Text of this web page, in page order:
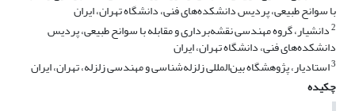
با سوانح طبیعی، پردیس دانشکده‌های فنی، دانشگاه تهران، ایران
2دانشیار، گروه مهندسی نقشه‌برداری و مقابله با سوانح طبیعی، پردیس
دانشکده‌های فنی، دانشگاه تهران، ایران
3استادیار، پژوهشگاه بین‌المللی زلزله‌شناسی و مهندسی زلزله، تهران، ایران
چکیده